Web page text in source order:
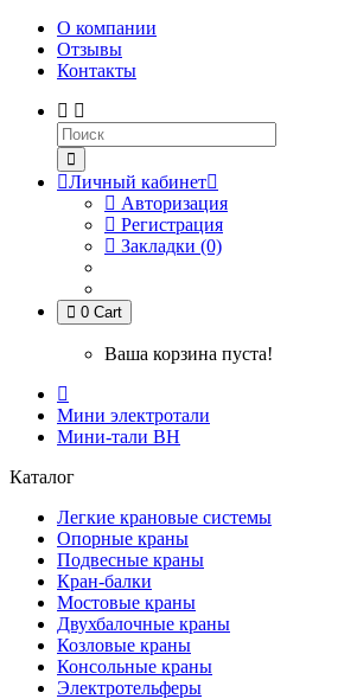
О компании
Отзывы
Контакты
Личный кабинет
Авторизация
Регистрация
Закладки (0)
0 Cart
Ваша корзина пуста!
Мини электротали
Мини-тали BH
Каталог
Легкие крановые системы
Опорные краны
Подвесные краны
Кран-балки
Мостовые краны
Двухбалочные краны
Козловые краны
Консольные краны
Электротельферы